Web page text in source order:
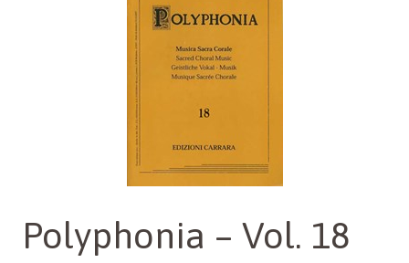
Polyphonia – Vol. 18